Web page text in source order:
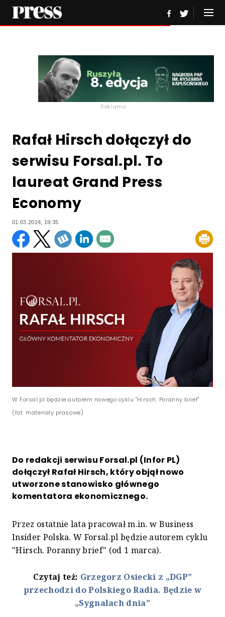
Reklama
Rafał Hirsch dołączył do
serwisu Forsal.pl. To
laureat Grand Press
Economy
01.03.2024, 19:35
W Forsal.pl będzie autorem nowego cyklu "Hirsch. Poranny brief"
(fot. materiały prasowe)
Do redakcji serwisu Forsal.pl (Infor PL)
dołączył Rafał Hirsch, który objął nowo
utworzone stanowisko głównego
komentatora ekonomicznego.
Przez ostatnie lata pracował m.in. w Business
Insider Polska. W Forsal.pl będzie autorem cyklu
"Hirsch. Poranny brief" (od 1 marca).
Czytaj też: Grzegorz Osiecki z „DGP”
przechodzi do Polskiego Radia. Będzie w
„Sygnałach dnia”